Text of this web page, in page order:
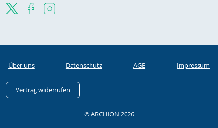
Über uns Datenschutz AGB Impressum
Vertrag widerrufen
© ARCHION 2026